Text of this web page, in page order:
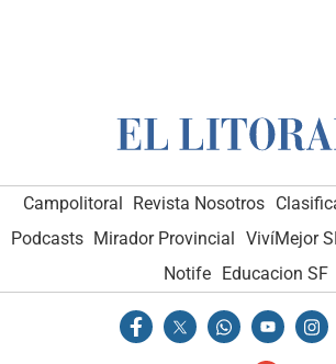
Campolitoral Revista Nosotros
Podcasts Mirador Provincial VivíMejor
Notife Educacion SF